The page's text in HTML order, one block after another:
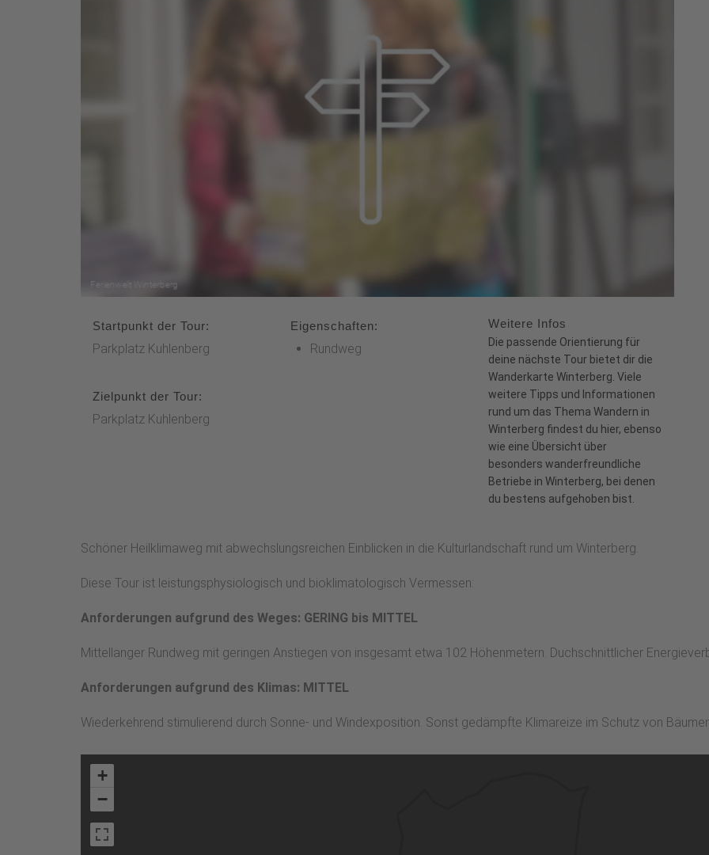
Startpunkt der Tour:
Parkplatz Kuhlenberg
Zielpunkt der Tour:
Parkplatz Kuhlenberg
Eigenschaften:
Rundweg
Weitere Infos
Die passende Orientierung für
deine nächste Tour bietet dir die
Wanderkarte Winterberg. Viele
weitere Tipps und Informationen
rund um das Thema Wandern in
Winterberg findest du hier, ebenso
wie eine Übersicht über
besonders wanderfreundliche
Betriebe in Winterberg, bei denen
du bestens aufgehoben bist.
Schöner Heilklimaweg mit abwechslungsreichen Einblicken in die Kulturlandschaft rund um Winterberg.
Diese Tour ist leistungsphysiologisch und bioklimatologisch Vermessen:
Anforderungen aufgrund des Weges: GERING bis MITTEL
Mittellanger Rundweg mit geringen Anstiegen von insgesamt etwa 102 Höhenmetern. Duchschnittlicher
Anforderungen aufgrund des Klimas: MITTEL
Wiederkehrend stimulierend durch Sonne- und Windexposition. Sonst gedämpfte Klimareize im Schutz von
+
−